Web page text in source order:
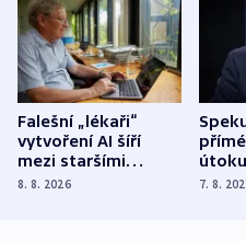
Falešní „lékaři“
vytvoření AI šíří
mezi staršími
Poláky nebezpečné
8. 8. 2026
míní
7. 8.